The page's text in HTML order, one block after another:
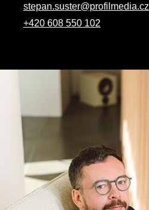
stepan.suster@profilmedia.cz
+420 608 550 102